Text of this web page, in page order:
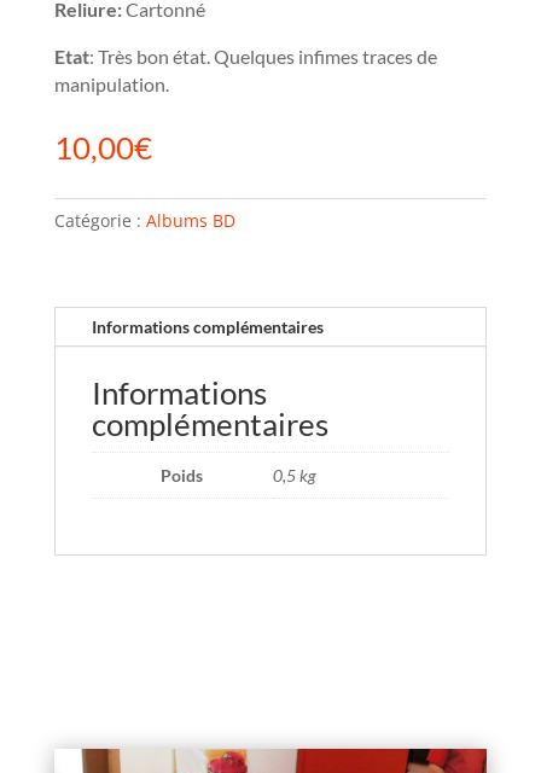
Reliure:Cartonné
Etat: Très bon état. Quelques infimes traces de
manipulation.
10,00€
Catégorie : Albums BD
Informations complémentaires
Informations
complémentaires
Poids 0,5 kg